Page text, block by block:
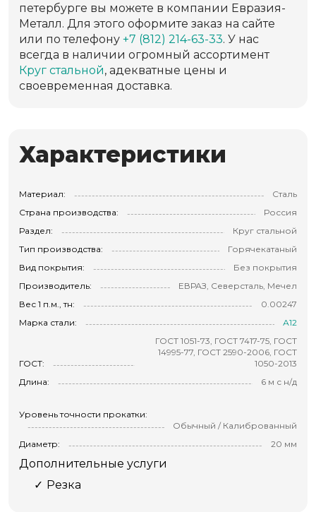
петербурге вы можете в компании Евразия-
Металл. Для этого оформите заказ на сайте
или по телефону +7 (812) 214-63-33. У нас
всегда в наличии огромный ассортимент
Круг стальной, адекватные цены и
своевременная доставка.
Характеристики
Материал:
Сталь
Страна производства:
Россия
Раздел:
Круг стальной
Тип производства:
Горячекатаный
Вид покрытия:
Без покрытия
Производитель:
ЕВРАЗ, Северсталь, Мечел
Вес 1 п.м., тн:
0.00247
Марка стали:
А12
ГОСТ:
ГОСТ 1051-73, ГОСТ 7417-75, ГОСТ
14995-77, ГОСТ 2590-2006, ГОСТ
1050-2013
Длина:
6 м с н/д
Уровень точности прокатки:
Обычный / Калиброванный
Диаметр:
20 мм
Дополнительные услуги
Резка